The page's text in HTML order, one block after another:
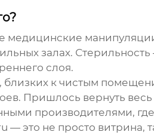
медицинские
залах. Стерильность
слоя.
к чистым
Пришлось вернуть
производителями,
— это не просто витрина,